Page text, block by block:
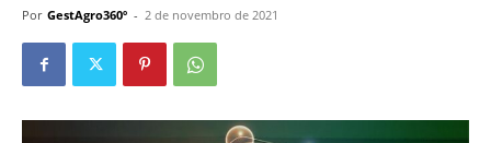
Por GestAgro360º - 2 de novembro de 2021